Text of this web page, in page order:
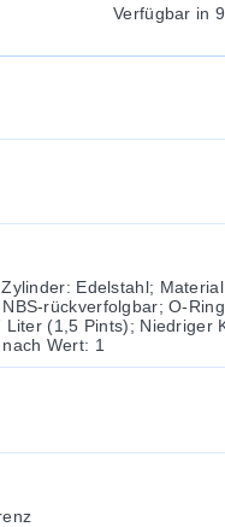
Verfügbar in
Edelstahl;
rückverfolgbar; O-
(1,5 Pints); Niedriger
Wert: 1